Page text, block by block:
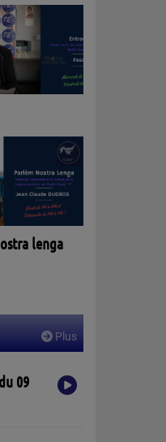
lenga
Plus
09